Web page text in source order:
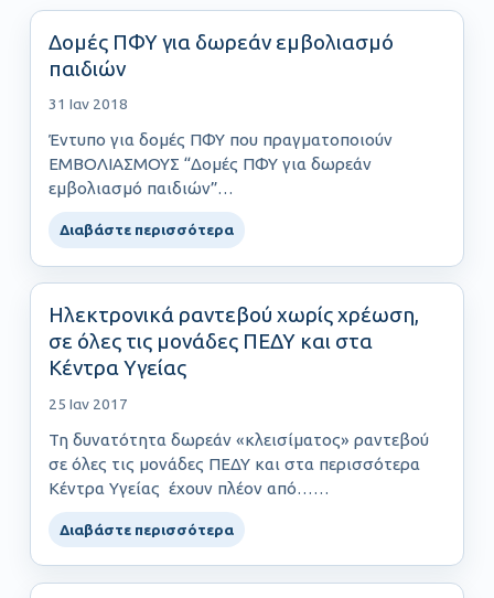
Δομές ΠΦΥ για δωρεάν εμβολιασμό
παιδιών
31 Ιαν 2018
Έντυπο για δομές ΠΦΥ που πραγματοποιούν
ΕΜΒΟΛΙΑΣΜΟΥΣ “Δομές ΠΦΥ για δωρεάν
εμβολιασμό παιδιών”…
Διαβάστε περισσότερα
Ηλεκτρονικά ραντεβού χωρίς χρέωση,
σε όλες τις μονάδες ΠΕΔΥ και στα
Κέντρα Υγείας
25 Ιαν 2017
Τη δυνατότητα δωρεάν «κλεισίματος» ραντεβού
σε όλες τις μονάδες ΠΕΔΥ και στα περισσότερα
Κέντρα Υγείας έχουν πλέον από……
Διαβάστε περισσότερα